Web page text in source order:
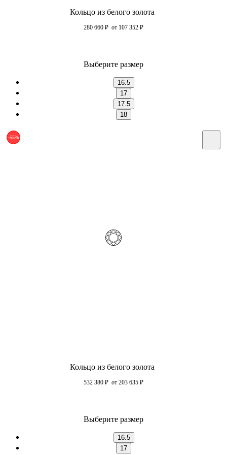
Кольцо из белого золота
280 660 ₽ от 107 352 ₽
Выберите размер
16.5
17
17.5
18
-55%
Кольцо из белого золота
532 380 ₽ от 203 635 ₽
Выберите размер
16.5
17